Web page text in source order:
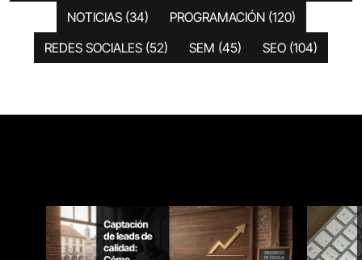
NOTICIAS (34) PROGRAMACIÓN (120)
REDES SOCIALES (52) SEM (45) SEO (104)